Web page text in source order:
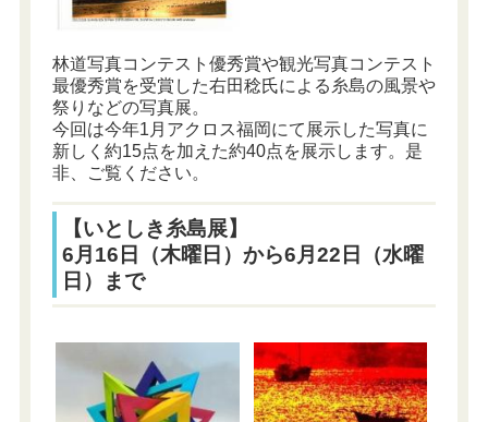
林道写真コンテスト優秀賞や観光写真コンテスト
最優秀賞を受賞した右田稔氏による糸島の風景や
祭りなどの写真展。
今回は今年1月アクロス福岡にて展示した写真に
新しく約15点を加えた約40点を展示します。是
非、ご覧ください。
【いとしき糸島展】
6月16日（木曜日）から6月22日（水曜
日）まで